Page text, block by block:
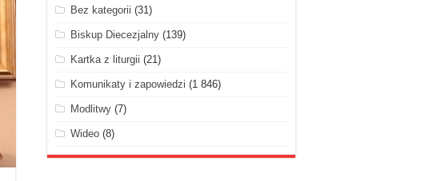
Bez kategorii (31)
Biskup Diecezjalny(139)
Kartka z liturgii (21)
Komunikaty i zapowiedzi (1 846)
Modlitwy(7)
Wideo(8)